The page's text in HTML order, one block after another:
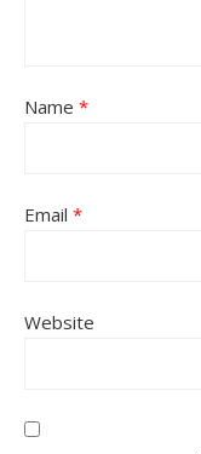
Name *
Email *
Website